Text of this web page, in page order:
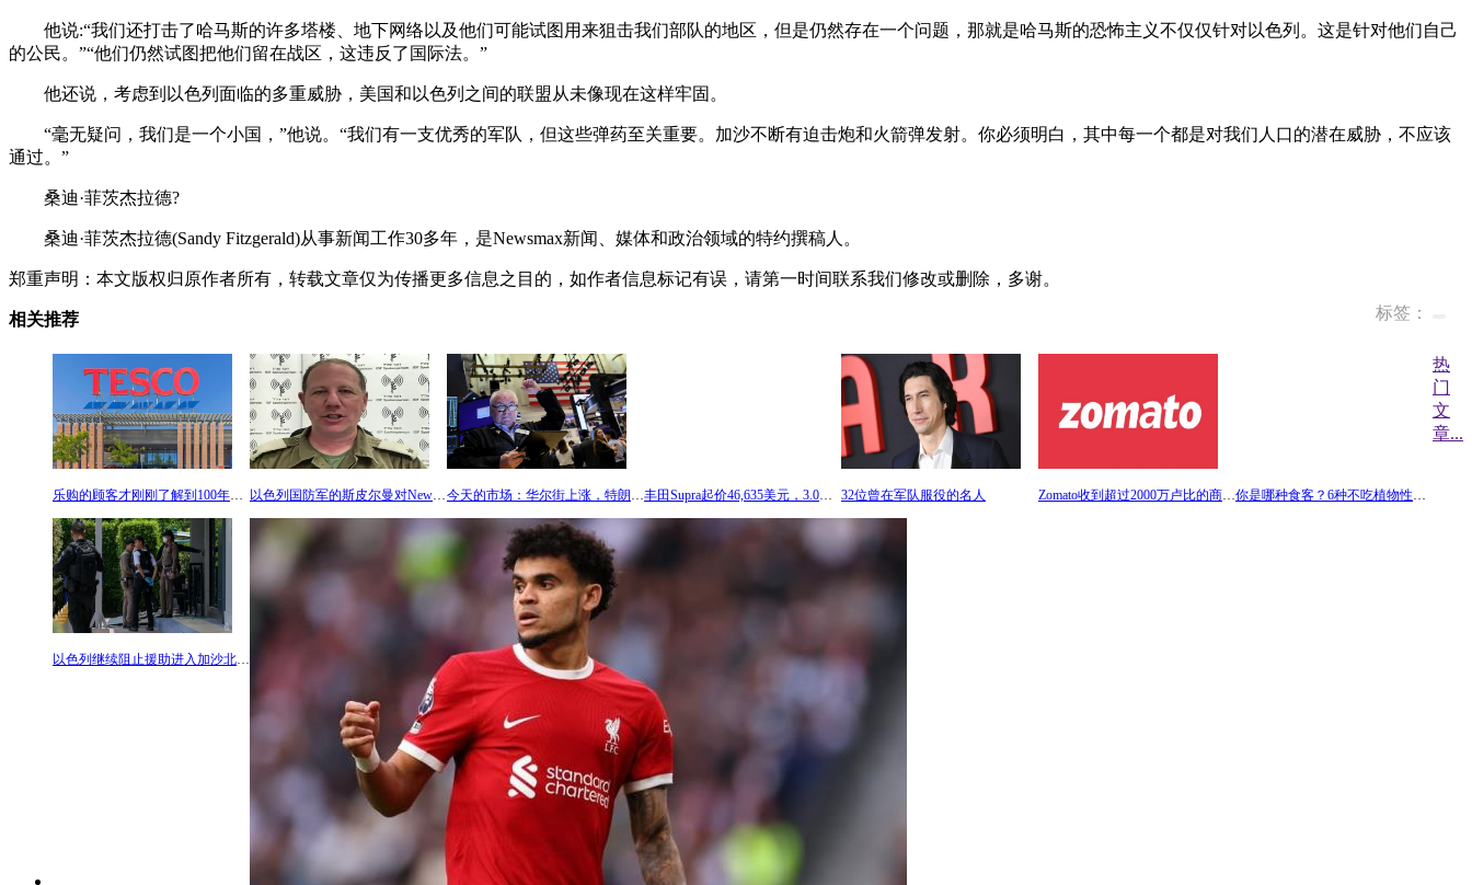
他说:“我们还打击了哈马斯的许多塔楼、地下网络以及他们可能试图用来狙击我们部队的地区，但是仍然存在一个问题，那就是哈马斯的恐怖主义不仅仅针对以色列。这是针对他们自己
的公民。”“他们仍然试图把他们留在战区，这违反了国际法。”
他还说，考虑到以色列面临的多重威胁，美国和以色列之间的联盟从未像现在这样牢固。
“毫无疑问，我们是一个小国，”他说。“我们有一支优秀的军队，但这些弹药至关重要。加沙不断有迫击炮和火箭弹发射。你必须明白，其中每一个都是对我们人口的潜在威胁，不应该
通过。”
桑迪·菲茨杰拉德?
桑迪·菲茨杰拉德(Sandy Fitzgerald)从事新闻工作30多年，是Newsmax新闻、媒体和政治领域的特约撰稿人。
郑重声明：本文版权归原作者所有，转载文章仅为传播更多信息之目的，如作者信息标记有误，请第一时间联系我们修改或删除，多谢。
标签：
相关推荐
乐购的顾客才刚刚了解到100年前品牌名称背后的真正含义 以色列国防军的斯皮尔曼对Newsmax说：加沙边境的入侵仍在继续 今天的市场：华尔街上涨，特朗普媒体飙升;澳大利亚股市将上涨 丰田Supra起价46,635美元，3.0高级版采用新的榛子内饰 32位曾在军队服役的名人 Zomato收到超过2000万卢比的商品及服务税要求和罚款令，公司提出上诉检查细节 你是哪种食客？6种不吃植物性肉类菜肴的食客
以色列继续阻止援助进入加沙北部;联合国派遣小组前往被摧毁的希法医院
热
门
文
章...